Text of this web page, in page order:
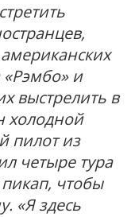
и
выстрелить в
холодной
пилот из
четыре тура
чтобы
«Я здесь